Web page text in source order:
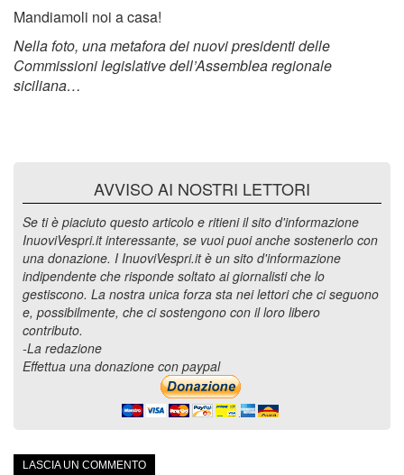
Mandiamoli noi a casa!
Nella foto, una metafora dei nuovi presidenti delle
Commissioni legislative dell’Assemblea regionale
siciliana…
AVVISO AI NOSTRI LETTORI
Se ti è piaciuto questo articolo e ritieni il sito d'informazione
InuoviVespri.it interessante, se vuoi puoi anche sostenerlo con
una donazione. I InuoviVespri.it è un sito d'informazione
indipendente che risponde soltato ai giornalisti che lo
gestiscono. La nostra unica forza sta nei lettori che ci seguono
e, possibilmente, che ci sostengono con il loro libero
contributo.
-La redazione
Effettua una donazione con paypal
LASCIA UN COMMENTO